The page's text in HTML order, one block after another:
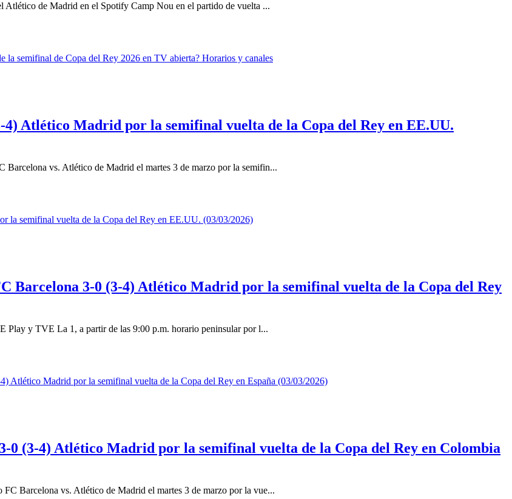
Atlético de Madrid en el Spotify Camp Nou en el partido de vuelta ...
Atlético Madrid por la semifinal vuelta de la Copa del Rey en EE.UU.
Barcelona vs. Atlético de Madrid el martes 3 de marzo por la semifin...
Barcelona 3-0 (3-4) Atlético Madrid por la semifinal vuelta de la Copa del Rey
Play y TVE La 1, a partir de las 9:00 p.m. horario peninsular por l...
(3-4) Atlético Madrid por la semifinal vuelta de la Copa del Rey en Colombia
Barcelona vs. Atlético de Madrid el martes 3 de marzo por la vue...